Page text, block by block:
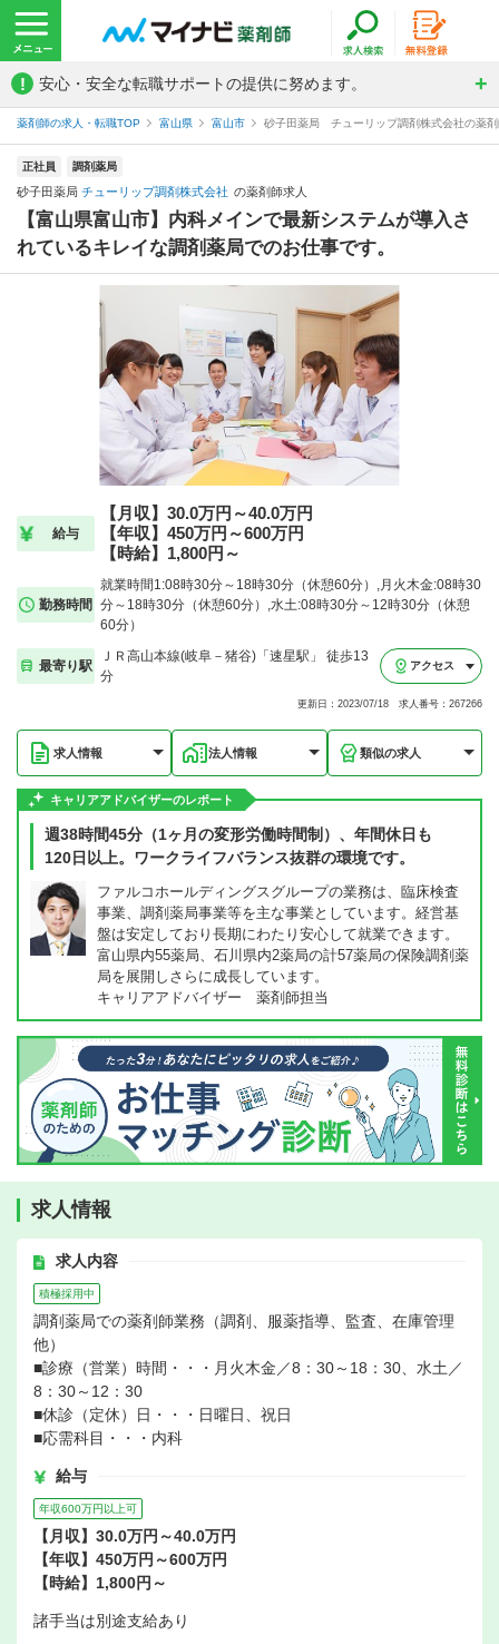
! 安心・安全な転職サポートの提供に努めます。
薬剤師の求人・転職TOP 富山県 富山市 砂子田薬局 チューリップ調剤株式会社の薬
正社員 調剤薬局
砂子田薬局 チューリップ調剤株式会社 の薬剤師求人
【富山県富山市】内科メインで最新システムが導入さ
れているキレイな調剤薬局でのお仕事です。
給与
【月収】30.0万円～40.0万円
【年収】450万円～600万円
【時給】1,800円～
勤務時間
就業時間1:08時30分～18時30分（休憩60分）,月火木金:08時30
分～18時30分（休憩60分）,水土:08時30分～12時30分（休憩
60分）
最寄り駅
ＪＲ高山本線(岐阜－猪谷)「速星駅」 徒歩13
分
アクセス
更新日：2023/07/18 求人番号：267266
求人情報 法人情報 類似の求人
キャリアアドバイザーのレポート
週38時間45分（1ヶ月の変形労働時間制）、年間休日も
120日以上。ワークライフバランス抜群の環境です。
ファルコホールディングスグループの業務は、臨床検査
事業、調剤薬局事業等を主な事業としています。経営基
盤は安定しており長期にわたり安心して就業できます。
富山県内55薬局、石川県内2薬局の計57薬局の保険調剤薬
局を展開しさらに成長しています。
キャリアアドバイザー 薬剤師担当
求人情報
求人内容
積極採用中
調剤薬局での薬剤師業務（調剤、服薬指導、監査、在庫管理
他）
■診療（営業）時間・・・月火木金／8：30～18：30、水土／
8：30～12：30
■休診（定休）日・・・日曜日、祝日
■応需科目・・・内科
給与
年収600万円以上可
【月収】30.0万円～40.0万円
【年収】450万円～600万円
【時給】1,800円～
諸手当は別途支給あり